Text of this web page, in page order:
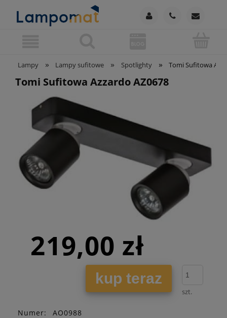
Lampy » Lampy sufitowe » Spotlighty » Tomi Sufitowa
Tomi Sufitowa Azzardo AZ0678
219,00 zł
kup teraz
szt.
Numer:
AO0988